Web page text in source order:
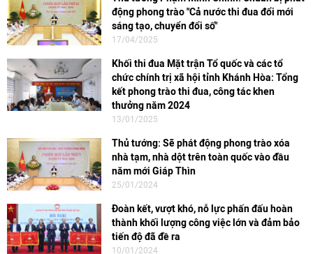
động phong trào "Cả nước thi đua đổi mới
sáng tạo, chuyển đổi số"
17/04/2025
Khối thi đua Mặt trận Tổ quốc và các tổ
chức chính trị xã hội tỉnh Khánh Hòa: Tổng
kết phong trào thi đua, công tác khen
thưởng năm 2024
13/01/2025
Thủ tướng: Sẽ phát động phong trào xóa
nhà tạm, nhà dột trên toàn quốc vào đầu
năm mới Giáp Thìn
25/01/2024
Đoàn kết, vượt khó, nỗ lực phấn đấu hoàn
thành khối lượng công việc lớn và đảm bảo
tiến độ đã đề ra
10/01/2024